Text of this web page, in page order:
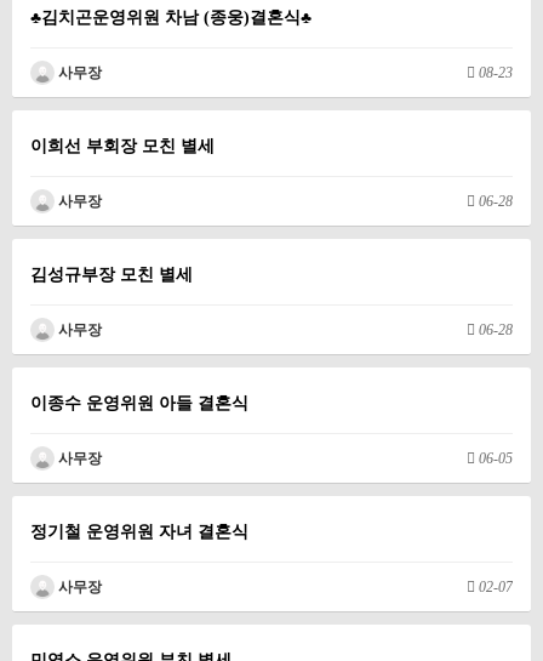
♣김치곤운영위원 차남 (종웅)결혼식♣
사무장 08-23
이희선 부회장 모친 별세
사무장 06-28
김성규부장 모친 별세
사무장 06-28
이종수 운영위원 아들 결혼식
사무장 06-05
정기철 운영위원 자녀 결혼식
사무장 02-07